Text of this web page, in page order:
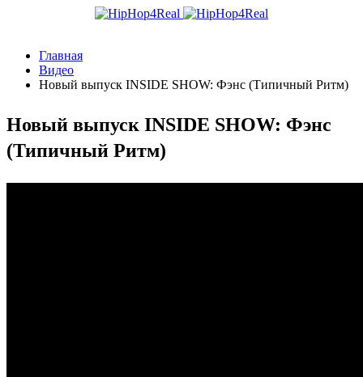
Главная
Видео
Новый выпуск INSIDE SHOW: Фэнс (Типичный Ритм)
Новый выпуск INSIDE SHOW: Фэнс
(Типичный Ритм)